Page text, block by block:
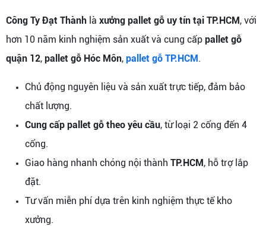
Công Ty Đạt Thành là xưởng pallet gỗ uy tín tại TP.HCM, với
hơn 10 năm kinh nghiệm sản xuất và cung cấp pallet gỗ
quận 12, pallet gỗ Hóc Môn, pallet gỗ TP.HCM.
Chủ động nguyên liệu và sản xuất trực tiếp, đảm bảo
chất lượng.
Cung cấp pallet gỗ theo yêu cầu, từ loại 2 cổng đến 4
cổng.
Giao hàng nhanh chóng nội thành TP.HCM, hỗ trợ lắp
đặt.
Tư vấn miễn phí dựa trên kinh nghiệm thực tế kho
xưởng.